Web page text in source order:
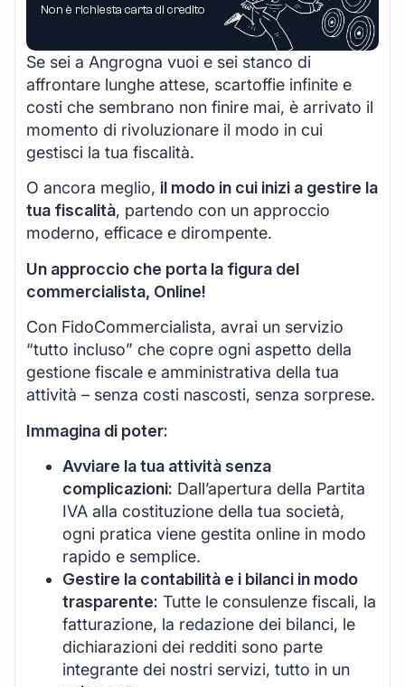
Non è richiesta carta di credito
Se sei a Angrogna vuoi e sei stanco di
affrontare lunghe attese, scartoffie infinite e
costi che sembrano non finire mai, è arrivato il
momento di rivoluzionare il modo in cui
gestisci la tua fiscalità.
O ancora meglio, il modo in cui inizi a gestire la
tua fiscalità, partendo con un approccio
moderno, efficace e dirompente.
Un approccio che porta la figura del
commercialista, Online!
Con FidoCommercialista, avrai un servizio
“tutto incluso” che copre ogni aspetto della
gestione fiscale e amministrativa della tua
attività – senza costi nascosti, senza sorprese.
Immagina di poter:
Avviare la tua attività senza
complicazioni: Dall’apertura della Partita
IVA alla costituzione della tua società,
ogni pratica viene gestita online in modo
rapido e semplice.
Gestire la contabilità e i bilanci in modo
trasparente: Tutte le consulenze fiscali, la
fatturazione, la redazione dei bilanci, le
dichiarazioni dei redditi sono parte
integrante dei nostri servizi, tutto in un